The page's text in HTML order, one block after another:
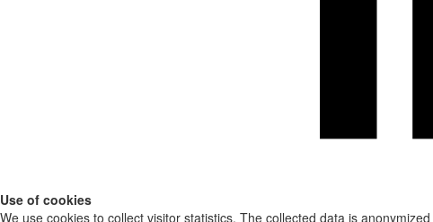
Use of cookies
We use cookies to collect visitor statistics. The collected data is